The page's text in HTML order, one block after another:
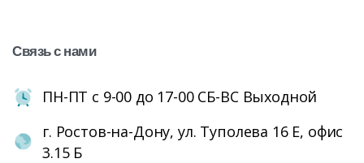
Связьснами
ПН-ПТ с 9-00 до 17-00 СБ-ВС Выходной
г. Ростов-на-Дону, ул. Туполева 16 Е, офис
3.15 Б